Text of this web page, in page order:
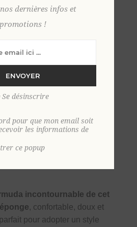
L XL
incontournable de cet
, confortable, doux et
pour adopter un style
dernières infos et
promotions !
ENVOYER
Se désinscrire
pour que mon email soit
les informations de
ce popup